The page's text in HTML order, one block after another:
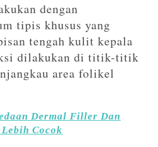
dengan
tipis khusus yang
tengah kulit kepala
dilakukan di titik-titik
area folikel
Dermal Filler Dan
Cocok